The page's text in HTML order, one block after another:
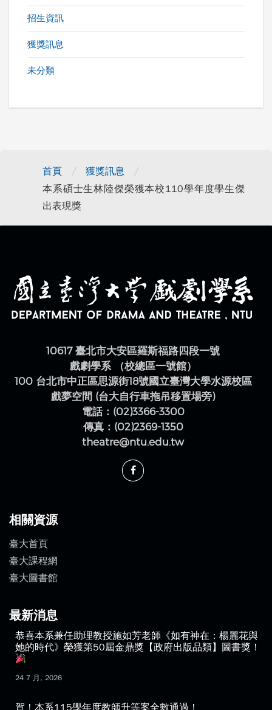
招生資訊
獲獎訊息
未分類
首頁 / 獲獎訊息 /
本系碩士生林陸傑榮獲本校110學年度學生傑
出表現獎
10617 臺北市大安區羅斯福路四段一號
戲劇學系 （校總區一號館）
100 台北市中正區思源街18號國立臺灣大學水源校區
戲夢空間 (台大自行車拖吊移置場旁)
電話：(02)3366-3300
傳真：(02)2369-1350
theatre@ntu.edu.tw
相關資源
臺大首頁
臺大課程網
臺大圖書館
最新消息
恭喜本系兼任助理教授施如芳老師《如有神在：楊麗花與
她的時代》榮獲第50屆金鼎獎【政府出版品類】圖書獎！
24 7 月, 2026